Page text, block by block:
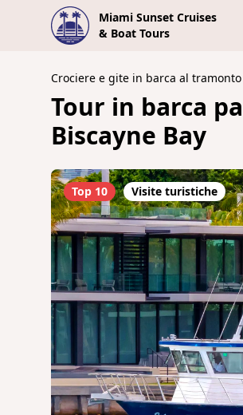
Miami Sunset Cruises
& Boat Tours
Crociere e gite in barca al tramonto
Tour in barca
Biscayne Bay
Top 10 Visite turistiche